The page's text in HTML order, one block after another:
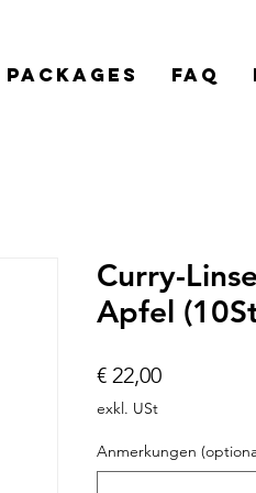
Packages FAQ
Curry-
Apfel
€ 22,00Preis
exkl. USt
Anmerkungen